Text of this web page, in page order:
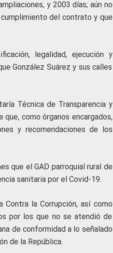
y 2003 días; aún no
del contrato y que
legalidad, ejecución y
González Suárez y sus calles
Técnica de Transparencia y
que, como órganos encargados,
y recomendaciones de los
que el GAD parroquial rural de
sanitaria por el Covid-19.
la Corrupción, así como
por los que no se atendió de
de conformidad a lo señalado
de la República.